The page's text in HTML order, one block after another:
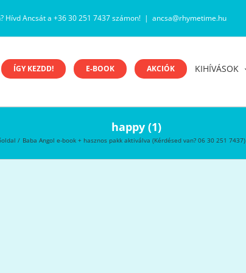
Hívd Ancsát a +36 30 251 7437 számon! | ancsa@rhymetime.hu
ÍGY KEZDD! E-BOOK AKCIÓK KIHÍVÁSOK
happy (1)
Baba Angol e-book + hasznos pakk aktiválva (Kérdésed van? 06 30 251 7437)